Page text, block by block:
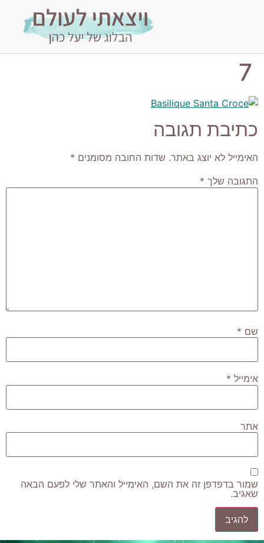
7
כתיבת תגובה
האימייל לא יוצג באתר. שדות החובה מסומנים *
התגובה שלך *
שם *
אימייל *
אתר
שמור בדפדפן זה את השם, האימייל והאתר שלי לפעם הבאה
שאגיב.